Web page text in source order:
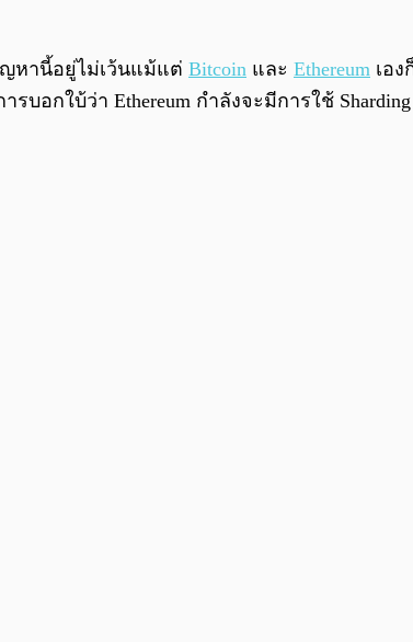
หานี้อยู่ไม่เว้นแม้แต่ Bitcoin และ Ethereum เอ
อกใบ้ว่า Ethereum กำลังจะมีการใช้